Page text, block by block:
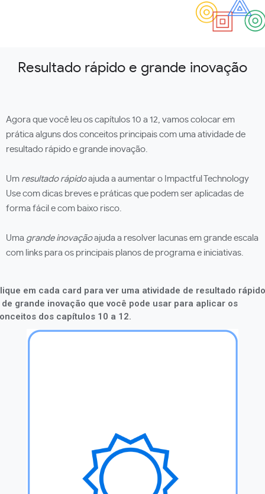
Resultado rápido e grande inovação
Agora que você leu os capítulos 10 a 12, vamos colocar em
prática alguns dos conceitos principais com uma atividade de
resultado rápido e grande inovação.
Um resultado rápidoajuda a aumentar o Impactful Technology
Use com dicas breves e práticas que podem ser aplicadas de
forma fácil e com baixo risco.
Uma grande inovaçãoajuda a resolver lacunas em grande escala
com links para os principais planos de programa e iniciativas.
em cada card para ver uma atividade de resultado rápido
de grande inovação que você pode usar para aplicar os
dos capítulos 10 a 12.
Encontre e destaque ótimos exemplos
de aprendizagem baseada em